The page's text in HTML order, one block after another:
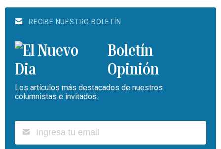
RECIBE NUESTRO BOLETÍN
Boletín
Opinión
Los artículos más destacados de nuestros
columnistas e invitados.